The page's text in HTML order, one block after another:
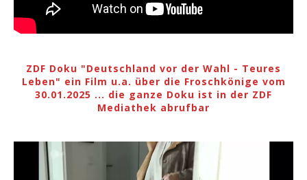
ZDF Doku "Deutschland vor der Wahl - Teures
Leben" ein Film u.a. über die Froschkönige vom
30.01.2025 ... die ganze Doku ist in der ZDF
Mediathek abrufbar